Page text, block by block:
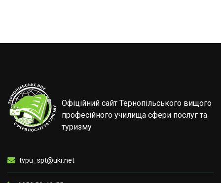
Офіційний сайт Тернопільського вищого
професійного училища сфери послуг та
туризму
tvpu_spt@ukr.net